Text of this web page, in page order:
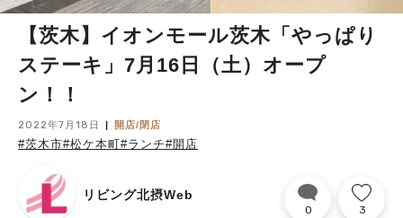
【茨木】イオンモール茨木「やっぱり
ステーキ」7月16日（土）オープ
ン！！
2022年7月18日 開店/閉店
#茨木市#松ケ本町#ランチ#開店
リビング北摂Web
0 3